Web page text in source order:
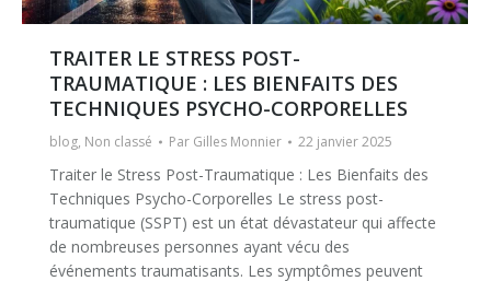
TRAITER LE STRESS POST-
TRAUMATIQUE : LES BIENFAITS DES
TECHNIQUES PSYCHO-CORPORELLES
blog, Non classé Par Gilles Monnier 22 janvier 2025
Traiter le Stress Post-Traumatique : Les Bienfaits des
Techniques Psycho-Corporelles Le stress post-
traumatique (SSPT) est un état dévastateur qui affecte
de nombreuses personnes ayant vécu des
événements traumatisants. Les symptômes peuvent